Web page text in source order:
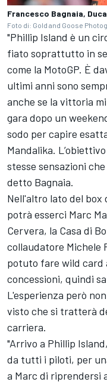
Francesco Bagnaia,
Foto di: Gold and Goose
"Phillip Island è un
fiato soprattutto in
come la MotoGP. È
ultimi anni sono
anche se la vittoria
gara dopo un
sodo per capire
Mandalika.
stesse sensazioni
detto Bagnaia.
Nell'altro lato del box
potrà esserci Marc
Cervera, la Casa di
collaudatore Michele
potuto fare wild card
concessioni, quindi
L'esperienza però
visto che si tratterà
carriera.
"Arrivo a Phillip
da tutti i piloti, per
a Marc di riprendersi